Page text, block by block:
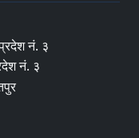
नं. ३
नं. ३